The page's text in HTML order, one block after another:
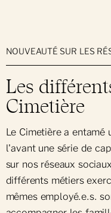
Accompagnement en cas de
Inhumation aux flambeaux
Mise en terre
Plan Vert
Nos gestes verts
Écologie et biodiversité
Le Boisé du souvenir
Espace sans trace
Conversion écologique
Certification arboricole
Glossaire
NOUVEAUTÉ SUR LES
Les
Cimetière
Le Cimetière a
l'avant une série de
sur nos réseaux
différents métiers
mêmes employé.e.s.